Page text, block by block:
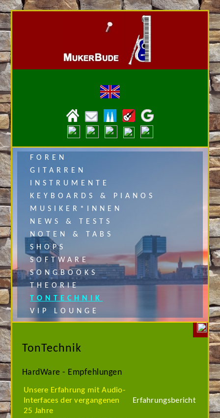
FOREN
GITARREN
INSTRUMENTE
KEYBOARDS & PIANOS
MUSIKER*INNEN
NEWS & TESTS
NOTEN & TABS
SHOPS
SOFTWARE
SONGBOOKS
THEORIE
TONTECHNIK
VIP LOUNGE
TonTechnik
HardWare - Empfehlungen
Unsere Erfahrung mit Audio-
Interfaces der vergangenen
25 Jahre
Erfahrungsbericht